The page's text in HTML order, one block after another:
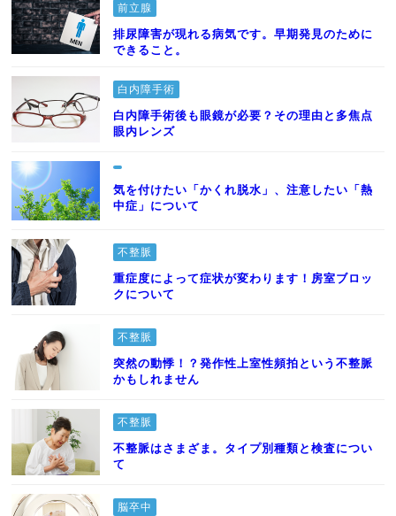
前立腺
排尿障害が現れる病気です。早期発見のために
できること。
白内障手術
白内障手術後も眼鏡が必要？その理由と多焦点
眼内レンズ
気を付けたい「かくれ脱水」、注意したい「熱
中症」について
不整脈
重症度によって症状が変わります！房室ブロッ
クについて
不整脈
突然の動悸！？発作性上室性頻拍という不整脈
かもしれません
不整脈
不整脈はさまざま。タイプ別種類と検査につい
て
脳卒中